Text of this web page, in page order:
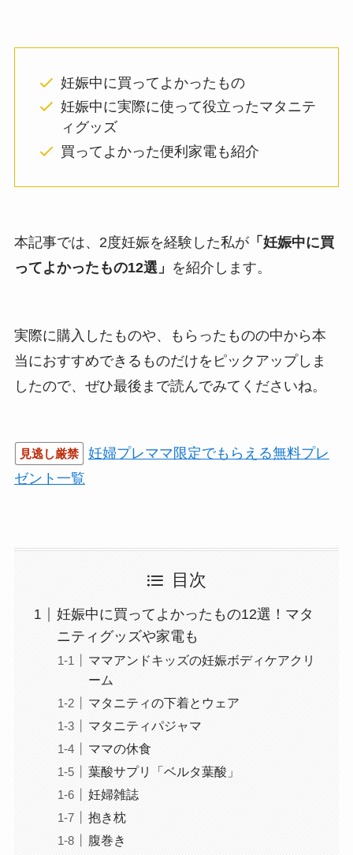
妊娠中に買ってよかったもの
妊娠中に実際に使って役立ったマタニテ
ィグッズ
買ってよかった便利家電も紹介
本記事では、2度妊娠を経験した私が「妊娠中に買
ってよかったもの12選」 を紹介します。
実際に購入したものや、もらったものの中から本
当におすすめできるものだけをピックアップしま
したので、ぜひ最後まで読んでみてくださいね。
見逃し厳禁
妊婦プレママ限定でもらえる無料プレ
ゼント一覧
目次
妊娠中に買ってよかったもの12選！マタ
ニティグッズや家電も
ママアンドキッズの妊娠ボディケアクリ
ーム
マタニティの下着とウェア
マタニティパジャマ
ママの休食
葉酸サプリ「ベルタ葉酸」
妊婦雑誌
抱き枕
腹巻き